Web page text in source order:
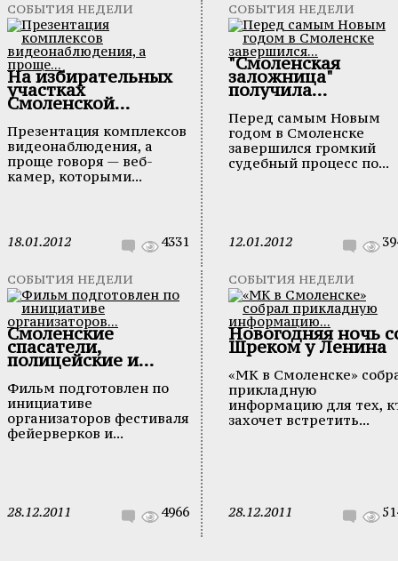
СОБЫТИЯ НЕДЕЛИ
На избирательных
участках
Смоленской...
Презентация комплексов
видеонаблюдения, а
проще говоря — веб-
камер, которыми...
18.01.2012 4331
СОБЫТИЯ НЕДЕЛИ
"Смоленская
заложница"
получила...
Перед самым Новым
годом в Смоленске
завершился громкий
судебный процесс по...
12.01.2012
СОБЫТИЯ НЕДЕЛИ
Смоленские
спасатели,
полицейские и...
Фильм подготовлен по
инициативе
организаторов фестиваля
фейерверков и...
28.12.2011 4966
СОБЫТИЯ НЕДЕЛИ
Новогодняя ночь
Шреком у Ленина
«МК в Смоленске»
прикладную
информацию для тех,
захочет встретить...
28.12.2011